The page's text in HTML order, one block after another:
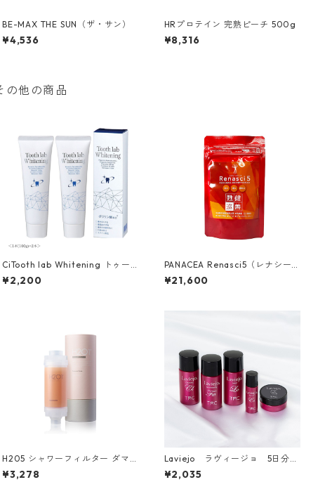
BE-MAX THE SUN（ザ・サン）
¥4,536
HRプロテイン 完熟ピーチ 500g
¥8,316
の他の商品
CiTooth lab Whitening トゥー
スラボ ホワイトニング(100g)２
本セット
¥2,200
PANACEA Renasci5（レナシーフ
ァイブ)
¥21,600
H205 シャワーフィルター ダマス
クローズ
¥3,278
Laviejo ラヴィージョ 5日分ト
ライアルセット
¥2,035